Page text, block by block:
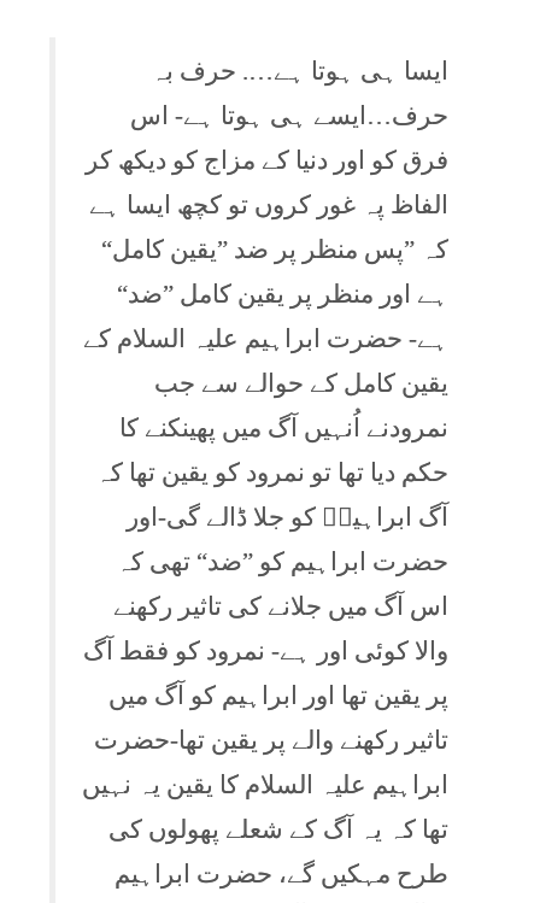
ایسا ہی ہوتا ہے…. حرف بہ
حرف…ایسے ہی ہوتا ہے- اس
فرق کو اور دنیا کے مزاج کو دیکھ کر
الفاظ پہ غور کروں تو کچھ ایسا ہے
کہ ”پس منظر پر ضد ”یقین کامل“
ہے اور منظر پر یقین کامل ”ضد“
ہے- حضرت ابراہیم علیہ السلام کے
یقین کامل کے حوالے سے جب
نمرودنے اُنہیں آگ میں پھینکنے کا
حکم دیا تھا تو نمرود کو یقین تھا کہ
آگ ابراہیمؑ کو جلا ڈالے گی-اور
حضرت ابراہیم کو ”ضد“ تھی کہ
اس آگ میں جلانے کی تاثیر رکھنے
والا کوئی اور ہے- نمرود کو فقط آگ
پر یقین تھا اور ابراہیم کو آگ میں
تاثیر رکھنے والے پر یقین تھا-حضرت
ابراہیم علیہ السلام کا یقین یہ نہیں
تھا کہ یہ آگ کے شعلے پھولوں کی
طرح مہکیں گے، حضرت ابراہیم